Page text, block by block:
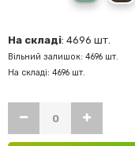
На складі: 4696 шт.
Вільний залишок: 4696 шт.
На складі: 4696 шт.